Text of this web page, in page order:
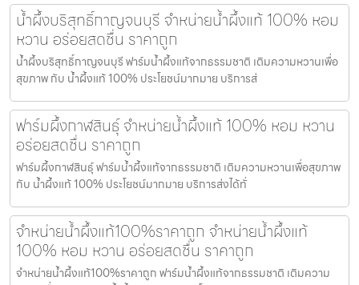
น้ำผึ้งบริสุทธิ์กาญจนบุรี จำหน่ายน้ำผึ้งแท้ 100% หอม
หวาน อร่อยสดชื่น ราคาถูก
น้ำผึ้งบริสุทธิ์กาญจนบุรี ฟาร์มน้ำผึ้งแท้จากธรรมชาติ เติมความหวานเพื่อ
สุขภาพ กับ น้ำผึ้งแท้ 100% ประโยชน์มากมาย บริการส่
ฟาร์มผึ้งกาฬสินธุ์ จำหน่ายน้ำผึ้งแท้ 100% หอม หวาน
อร่อยสดชื่น ราคาถูก
ฟาร์มผึ้งกาฬสินธุ์ ฟาร์มน้ำผึ้งแท้จากธรรมชาติ เติมความหวานเพื่อสุขภาพ
กับ น้ำผึ้งแท้ 100% ประโยชน์มากมาย บริการส่งได้ทั่
จำหน่ายน้ำผึ้งแท้100%ราคาถูก จำหน่ายน้ำผึ้งแท้
100% หอม หวาน อร่อยสดชื่น ราคาถูก
จำหน่ายน้ำผึ้งแท้100%ราคาถูก ฟาร์มน้ำผึ้งแท้จากธรรมชาติ เติมความ